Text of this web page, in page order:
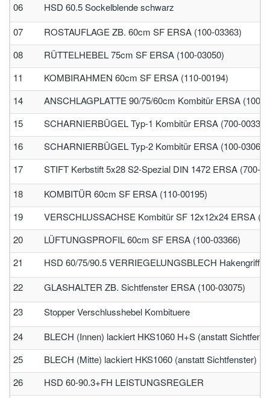
06
HSD 60.5 Sockelblende schwarz
07
ROSTAUFLAGE ZB. 60cm SF ERSA (100-03363)
08
RÜTTELHEBEL 75cm SF ERSA (100-03050)
11
KOMBIRAHMEN 60cm SF ERSA (110-00194)
14
ANSCHLAGPLATTE 90/75/60cm Kombitür ERSA (100-
15
SCHARNIERBÜGEL Typ-1 Kombitür ERSA (700-00337)
16
SCHARNIERBÜGEL Typ-2 Kombitür ERSA (100-03060)
17
STIFT Kerbstift 5x28 S2-Spezial DIN 1472 ERSA (700-
18
KOMBITÜR 60cm SF ERSA (110-00195)
19
VERSCHLUSSACHSE Kombitür SF 12x12x24 ERSA
20
LÜFTUNGSPROFIL 60cm SF ERSA (100-03366)
21
HSD 60/75/90.5 VERRIEGELUNGSBLECH Hakengriff
22
GLASHALTER ZB. Sichtfenster ERSA (100-03075)
23
Stopper Verschlusshebel Kombituere
24
BLECH (Innen) lackiert HKS1060 H+S (anstatt
25
BLECH (Mitte) lackiert HKS1060 (anstatt Sichtfenster)
26
HSD 60-90.3+FH LEISTUNGSREGLER